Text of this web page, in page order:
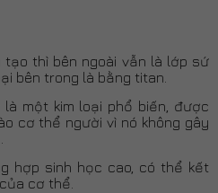
tạo thì bên ngoài vẫn là lớp sứ
bên trong là bằng titan.
một kim loại phổ biến, được
cơ thể người vì nó không gây
hợp sinh học cao, có thể kết
cơ thể.